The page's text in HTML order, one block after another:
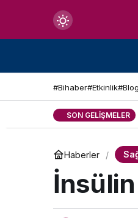
Mod
değiştir
#Bihaber#Etkinlik#Blog
SON GELIŞMELER
Haberler